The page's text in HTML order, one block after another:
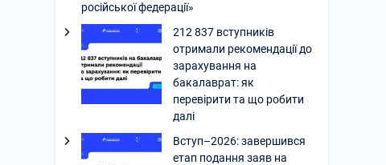
російської федерації»
212 837 вступників
отримали рекомендації до
зарахування на
бакалаврат: як
перевірити та що робити
далі
Вступ–2026: завершився
етап подання заяв на